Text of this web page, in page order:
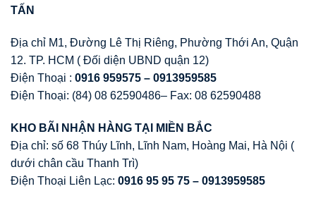
TẤ N
Địa chỉ M1, Đường Lê Thị Riêng, Phường Thới An, Quận
12. TP. HCM ( Đối diện UBND quận 12)
Điện Thoại : 0916 959575 – 0913959585
Điện Thoại: (84) 08 62590486– Fax: 08 62590488
KHO BÃI NHẬ N HÀNG TẠ I MI Ề N BẮC
Địa chỉ: số 68 Thúy Lĩnh, Lĩnh Nam, Hoàng Mai, Hà Nội (
dưới chân cầu Thanh Trì)
Điện Thoại Liên Lạc: 0916 95 95 75 – 0913959585